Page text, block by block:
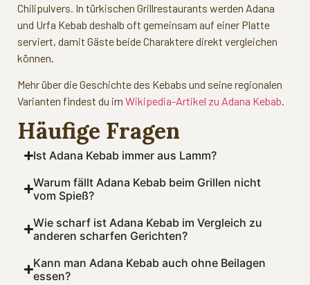
Chilipulvers. In türkischen Grillrestaurants werden Adana
und Urfa Kebab deshalb oft gemeinsam auf einer Platte
serviert, damit Gäste beide Charaktere direkt vergleichen
können.
Mehr über die Geschichte des Kebabs und seine regionalen
Varianten findest du im Wikipedia-Artikel zu Adana Kebab.
Häufige Fragen
Ist Adana Kebab immer aus Lamm?
Warum fällt Adana Kebab beim Grillen nicht
vom Spieß?
Wie scharf ist Adana Kebab im Vergleich zu
anderen scharfen Gerichten?
Kann man Adana Kebab auch ohne Beilagen
essen?